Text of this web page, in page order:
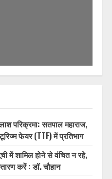
परिक्रमा: सतपाल महाराज,
फेयर (TTF) में प्रतिभाग
में शामिल होने से वंचित न रहे,
करें : डॉ. चौहान